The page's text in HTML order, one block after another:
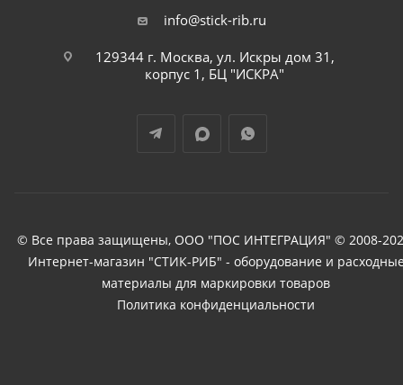
info@stick-rib.ru
129344 г. Москва, ул. Искры дом 31,
корпус 1, БЦ "ИСКРА"
© Все права защищены, ООО "ПОС ИНТЕГРАЦИЯ" © 2008-
Интернет-магазин "СТИК-РИБ" - оборудование и
материалы для маркировки товаров
Политика конфиденциальности